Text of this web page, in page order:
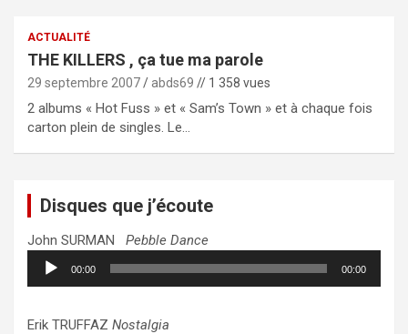
ACTUALITÉ
THE KILLERS , ça tue ma parole
29 septembre 2007 abds69 // 1 358 vues
2 albums « Hot Fuss » et « Sam’s Town » et à chaque fois
carton plein de singles. Le…
Disques que j’écoute
John SURMAN Pebble Dance
Lecteur
audio
00:00 00:00
Erik TRUFFAZ Nostalgia